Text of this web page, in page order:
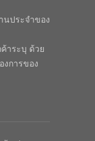
นประจำของ
าระบุ ด้วย
งการของ